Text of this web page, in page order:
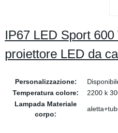
IP67 LED Sport
proiettore LED da
Personalizzazione:
Temperatura colore:
2200 k
Lampada Materiale
corpo: